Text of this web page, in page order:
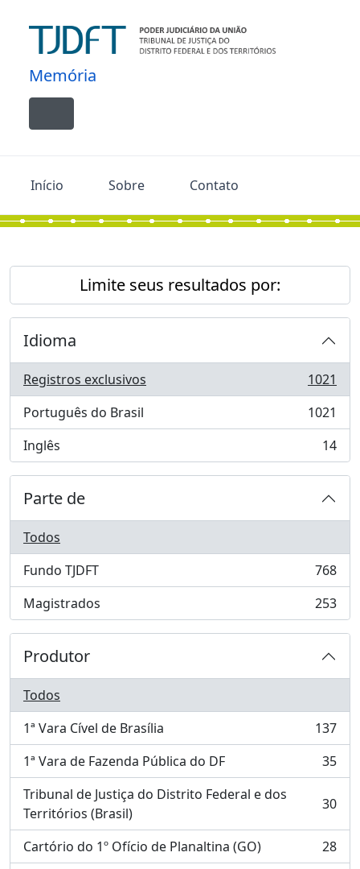
Memória
Toggle navigation
Início Sobre Contato
Limite seus resultados por:
Idioma
Registros exclusivos
, 1021 resultados
1021
Português do Brasil
, 1021 resultados
1021
Inglês
, 14 resultados 14
Parte de
Todos
Fundo TJDFT
, 768 resultados
768
Magistrados
, 253 resultados 253
Produtor
Todos
1ª Vara Cível de Brasília
, 137 resultados
137
1ª Vara de Fazenda Pública do DF
, 35 resultados
35
Tribunal de Justiça do Distrito Federal e dos
Territórios (Brasil)
, 30 resultados 30
Cartório do 1º Ofício de Planaltina (GO)
, 28 resultados
28